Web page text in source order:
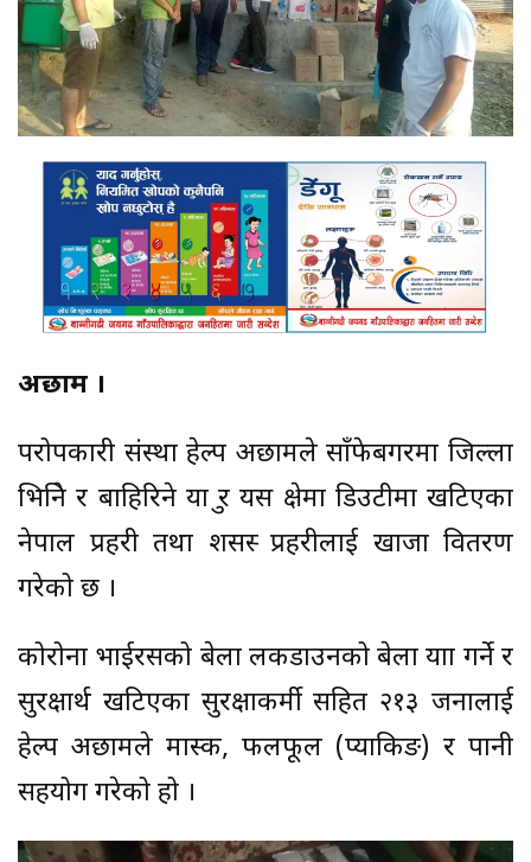
अछाम ।
परोपकारी संस्था हेल्प अछामले साँफेबगरमा जिल्ला
भित्रिने र बाहिरिने यात्रु र यस क्षेत्रमा डिउटीमा खटिएका
नेपाल प्रहरी तथा शसस्त्र प्रहरीलाई खाजा वितरण
गरेको छ ।
कोरोना भाईरसको बेला लकडाउनको बेला यात्रा गर्ने र
सुरक्षार्थ खटिएका सुरक्षाकर्मी सहित २१३ जनालाई
हेल्प अछामले मास्क, फलफूल (प्याकिङ) र पानी
सहयोग गरेको हो ।